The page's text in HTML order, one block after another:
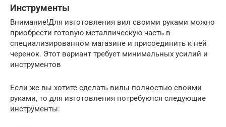
Инструменты
Внимание!Для изготовления вил своими руками можно
приобрести готовую металлическую часть в
специализированном магазине и присоединить к ней
черенок. Этот вариант требует минимальных усилий и
инструментов
Если же вы хотите сделать вилы полностью своими
руками, то для изготовления потребуются следующие
инструменты: